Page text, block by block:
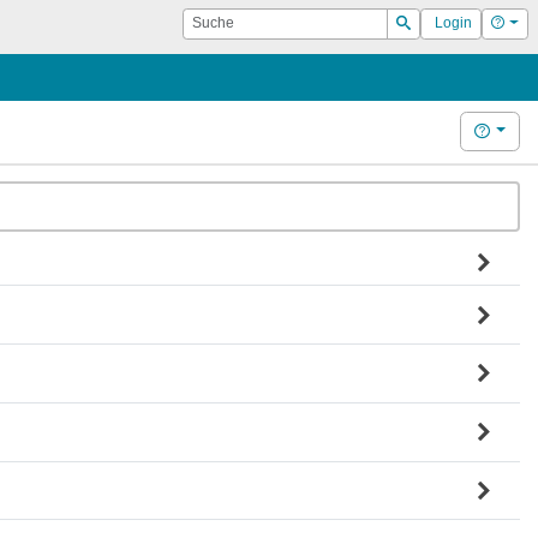
Suche
Suchen
Login Hilfe
Hilfe